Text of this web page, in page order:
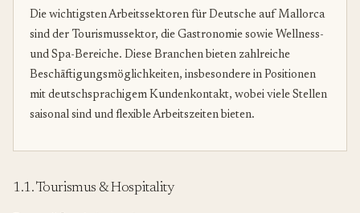
Die wichtigsten Arbeitssektoren für Deutsche auf Mallorca
sind der Tourismussektor, die Gastronomie sowie Wellness-
und Spa-Bereiche. Diese Branchen bieten zahlreiche
Beschäftigungsmöglichkeiten, insbesondere in Positionen
mit deutschsprachigem Kundenkontakt, wobei viele Stellen
saisonal sind und flexible Arbeitszeiten bieten.
1.1. Tourismus & Hospitality